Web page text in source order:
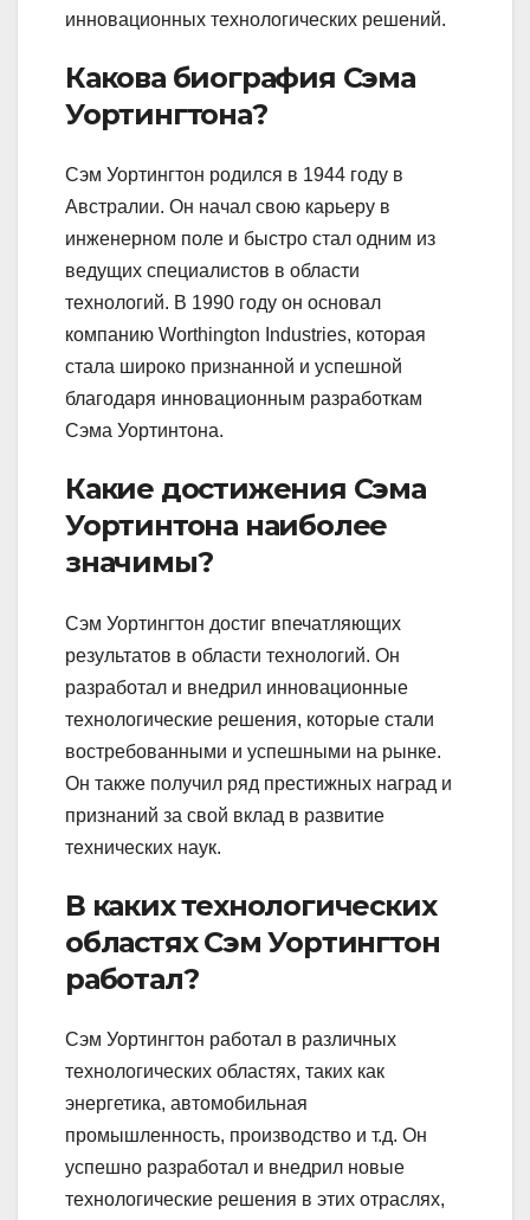
инновационных технологических решений.
Какова биография Сэма
Уортингтона?
Сэм Уортингтон родился в 1944 году в
Австралии. Он начал свою карьеру в
инженерном поле и быстро стал одним из
ведущих специалистов в области
технологий. В 1990 году он основал
компанию Worthington Industries, которая
стала широко признанной и успешной
благодаря инновационным разработкам
Сэма Уортинтона.
Какие достижения Сэма
Уортинтона наиболее
значимы?
Сэм Уортингтон достиг впечатляющих
результатов в области технологий. Он
разработал и внедрил инновационные
технологические решения, которые стали
востребованными и успешными на рынке.
Он также получил ряд престижных наград и
признаний за свой вклад в развитие
технических наук.
В каких технологических
областях Сэм Уортингтон
работал?
Сэм Уортингтон работал в различных
технологических областях, таких как
энергетика, автомобильная
промышленность, производство и т.д. Он
успешно разработал и внедрил новые
технологические решения в этих отраслях,